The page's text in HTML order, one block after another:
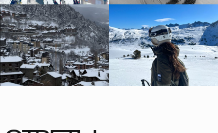
Комментарий
Отправить заявку
БЛИЖАЙШИЕ